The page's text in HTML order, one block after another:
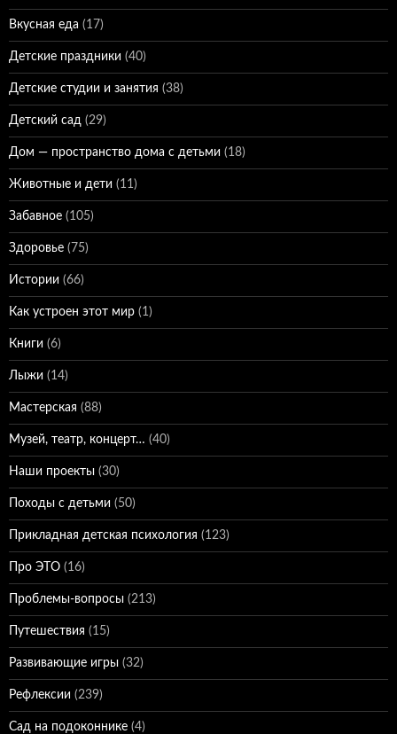
Вкусная еда (17)
Детские праздники (40)
Детские студии и занятия (38)
Детский сад (29)
Дом — пространство дома с детьми (18)
Животные и дети (11)
Забавное (105)
Здоровье (75)
Истории (66)
Как устроен этот мир (1)
Книги (6)
Лыжи (14)
Мастерская (88)
Музей, театр, концерт… (40)
Наши проекты (30)
Походы с детьми (50)
Прикладная детская психология (123)
Про ЭТО (16)
Проблемы-вопросы (213)
Путешествия (15)
Развивающие игры (32)
Рефлексии (239)
Сад на подоконнике (4)